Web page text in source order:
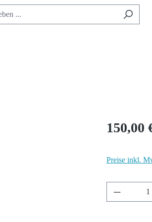
150,00
Preise inkl.